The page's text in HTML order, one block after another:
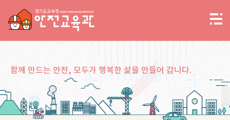
함께 만드는 안전, 모두가 행복한 삶을 만들어 갑니다.